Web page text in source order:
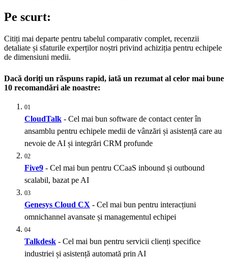
Pe scurt:
Citiți mai departe pentru tabelul comparativ complet, recenzii
detaliate și sfaturile experților noștri privind achiziția pentru echipele
de dimensiuni medii.
Dacă doriți un răspuns rapid, iată un rezumat al celor mai bune
10 recomandări ale noastre:
01
CloudTalk - Cel mai bun software de contact center în
ansamblu pentru echipele medii de vânzări și asistență care au
nevoie de AI și integrări CRM profunde
02
Five9 - Cel mai bun pentru CCaaS inbound și outbound
scalabil, bazat pe AI
03
Genesys Cloud CX - Cel mai bun pentru interacțiuni
omnichannel avansate și managementul echipei
04
Talkdesk - Cel mai bun pentru servicii clienți specifice
industriei și asistență automată prin AI